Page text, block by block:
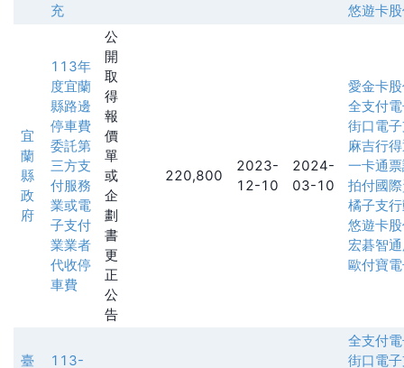
充
悠遊卡
宜
蘭
縣
政
府
113年
度宜蘭
縣路邊
停車費
委託第
三方支
付服務
業或電
子支付
業業者
代收停
車費
公
開
取
得
報
價
單
或
企
劃
書
更
正
公
告
220,800
2023-
12-10
2024-
03-10
愛金卡
全支付
街口電
麻吉行
一卡通
拍付國
橘子支
悠遊卡
宏碁智
歐付寶
臺 113-
全支付
街口電